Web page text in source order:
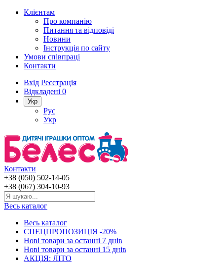
Клієнтам
Про компанію
Питання та відповіді
Новини
Інструкція по сайту
Умови співпраці
Контакти
Вхід Реєстрація
Відкладені 0
Укр
Рус
Укр
Контакти
+38 (050) 502-14-05
+38 (067) 304-10-93
Весь каталог
Весь каталог
СПЕЦПРОПОЗИЦІЯ -20%
Нові товари за останнi 7 днiв
Нові товари за останнi 15 днiв
АКЦІЯ: ЛІТО